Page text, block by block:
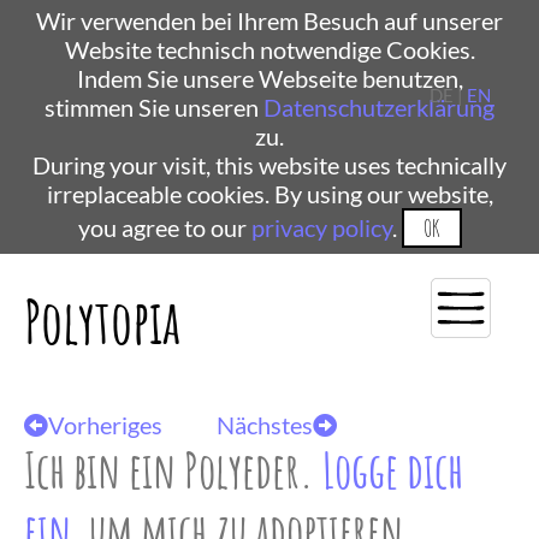
Wir verwenden bei Ihrem Besuch auf unserer
Website technisch notwendige Cookies.
Indem Sie unsere Webseite benutzen,
stimmen Sie unseren Datenschutzerklärung
zu.
During your visit, this website uses technically
irreplaceable cookies. By using our website,
you agree to our privacy policy. OK
Polytopia
DE | EN
Vorheriges Nächstes
Ich bin ein Polyeder. Logge dich